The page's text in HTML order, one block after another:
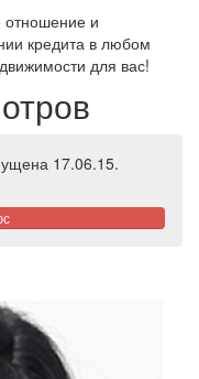
и
кредита в любом
для вас!
17.06.15.